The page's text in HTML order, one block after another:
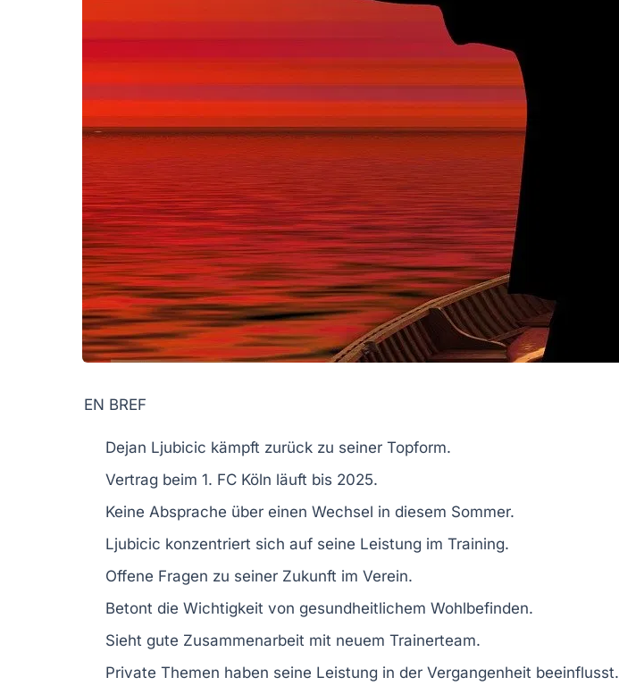
EN BREF
Dejan Ljubicic kämpft zurück zu seiner Topform.
Vertrag beim 1. FC Köln läuft bis 2025.
Keine Absprache über einen Wechsel in diesem Sommer.
Ljubicic konzentriert sich auf seine Leistung im Training.
Offene Fragen zu seiner Zukunft im Verein.
Betont die Wichtigkeit von gesundheitlichem Wohlbefinden.
Sieht gute Zusammenarbeit mit neuem Trainerteam.
Private Themen haben seine Leistung in der Vergangenheit beeinflusst.